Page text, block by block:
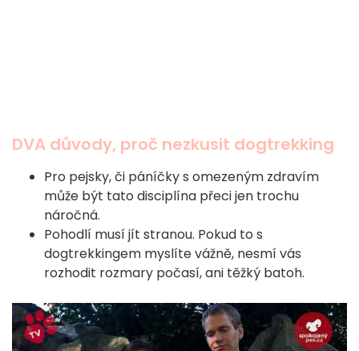
DVA důvody, proč nezkusit dogtrekking
Pro pejsky, či páníčky s omezeným zdravím
může být tato disciplína přeci jen trochu
náročná.
Pohodlí musí jít stranou. Pokud to s
dogtrekkingem myslíte vážně, nesmí vás
rozhodit rozmary počasí, ani těžký batoh.